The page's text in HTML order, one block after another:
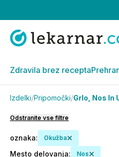
Zdravila brez recepta
Izdelki/Pripomočki/Grlo, Nos In
Odstranite vse filtre
oznaka: Okužba
Mesto delovanja: Nos